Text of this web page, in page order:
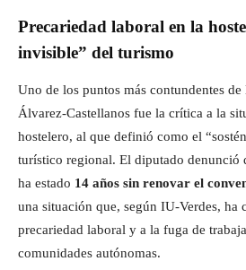
Precariedad laboral en la
invisible” del turismo
Uno de los puntos más contundentes
Álvarez-Castellanos fue la crítica a la
hostelero, al que definió como el
turístico regional. El diputado denunció
ha estado 14 años sin renovar el
una situación que, según IU-Verdes, ha
precariedad laboral y a la fuga de
comunidades autónomas.